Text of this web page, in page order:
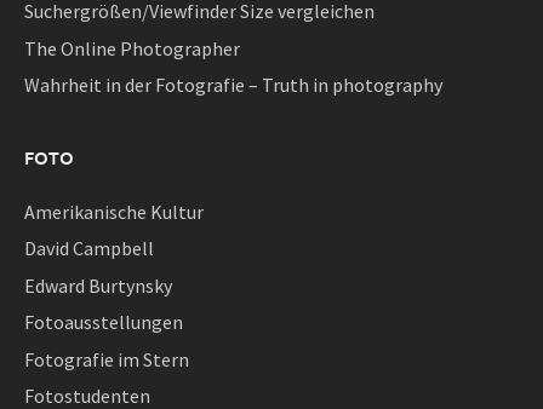
Suchergrößen/Viewfinder Size vergleichen
The Online Photographer
Wahrheit in der Fotografie – Truth in photography
FOTO
Amerikanische Kultur
David Campbell
Edward Burtynsky
Fotoausstellungen
Fotografie im Stern
Fotostudenten